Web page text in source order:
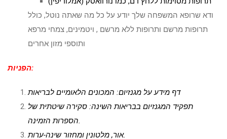
ודא שרופא המשפחה שלך יודע על כל מה שאתה נוטל, כולל
תרופות מרשם ותרופות ללא מרשם , ויטמינים, צמחי מרפא
ותוספי מזון אחרים
הפניות:
דף מידע על מגנזיום: המכונים הלאומיים לבריאות
תפקיד המגנזיום בבריאות השינה: סקירה שיטתית של
הספרות הזמינה.
אור, מלטונין ומחזור שינה-ערות.